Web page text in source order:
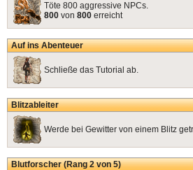
Töte 800 aggressive NPCs.
800 von 800 erreicht
Auf ins Abenteuer
Schließe das Tutorial ab.
Blitzableiter
Werde bei Gewitter von einem Blitz
Blutforscher (Rang 2 von 5)